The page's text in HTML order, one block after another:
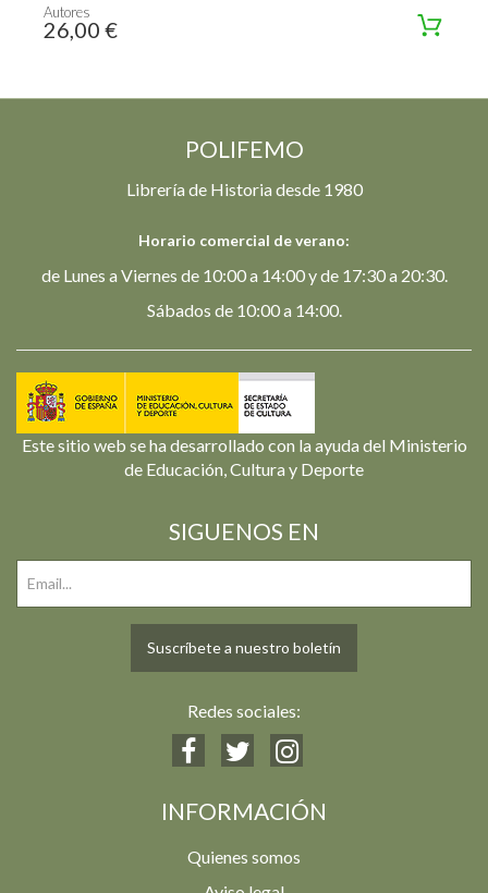
Autores
26,00 €
POLIFEMO
Librería de Historia desde 1980
Horario comercial de verano:
de Lunes a Viernes de 10:00 a 14:00 y de 17:30 a 20:30.
Sábados de 10:00 a 14:00.
Este sitio web se ha desarrollado con la ayuda del Ministerio
de Educación, Cultura y Deporte
SIGUENOS EN
Suscríbete a nuestro boletín
Redes sociales:
INFORMACIÓN
Quienes somos